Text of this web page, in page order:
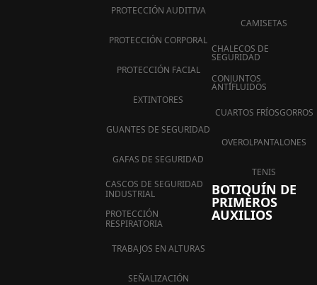
PROTECCIÓN AUDITIVA
PROTECCIÓN CORPORAL
PROTECCIÓN FACIAL
EXTINTORES
GUANTES DE SEGURIDAD
GAFAS DE SEGURIDAD
CASCOS DE SEGURIDAD
INDUSTRIAL
PROTECCIÓN
RESPIRATORIA
TRABAJOS EN ALTURAS
SEÑALIZACIÓN
CAMISETAS
CHALECOS DE
SEGURIDAD
CONJUNTOS
ANTIFLUIDOS
CUARTOS FRÍOSGORROS
OVEROLPANTALONES
TENIS
BOTIQUÍN DE
PRIMEROS
AUXILIOS